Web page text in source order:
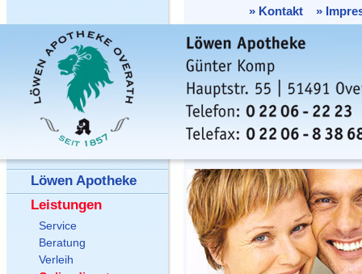
» Kontakt »
Löwen Apotheke
Leistungen
Service
Beratung
Verleih